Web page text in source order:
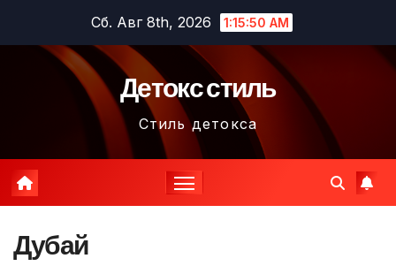
содержимому
Сб. Авг 8th, 2026 1:15:51 AM
Детокс стиль
Стиль детокса
Дубай